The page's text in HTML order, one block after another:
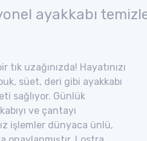
ayakkabı
uzağınızda! Hayatınızı
süet, deri gibi ayakkabı
sağlıyor. Günlük
ve çantayı
işlemler dünyaca ünlü,